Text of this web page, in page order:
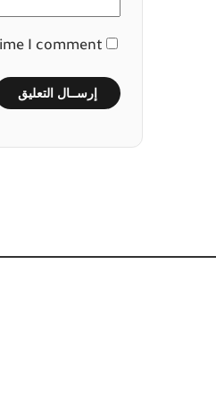
I comment.